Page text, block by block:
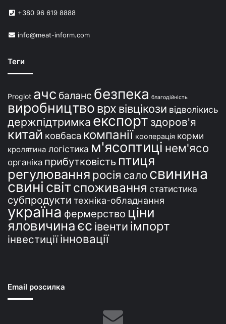
У
р
ї
+380 96 619 8888
info@meat-inform.com
Теги
Proglot ачс баланс безпека благодійність
виробництво врх вівцікози відволікись
держпідтримка експорт здоров'я
китай ковбаса компанії кооперація корми
кролятина логістика м'ясоптиці нем'ясо
органіка прибутковість птиця
регулювання росія сало свинина
свині світспоживання статистика
субпродукти техніка-обладнання
україна фермерство ціни
яловичинаєс івенти імпорт
інвестиції інновації
Email розсилка